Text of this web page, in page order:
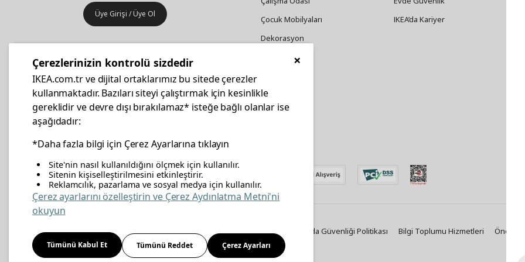
Üye Girişi / Üye Ol
İş yeri mobilya ve aksesuar
alışverişleriniz IKEA Kurumsal Kart
ile daha hesaplı.
Çocuk Mobilyaları
Dekorasyon
Züccaciye
IKEA’da Kariyer
facebooktwitterinstagrampinterestyoutubelinkedin
Enerji Politikası Bilgi Güvenliği Politikası Kalite Politikası Gıda Güvenliği Politikası Bilgi Toplumu Hizmetleri Önemli
Kişisel Verilerin Korunması
Çerez Politikası
×
Çerezlerinizin kontrolü sizdedir
IKEA.com.tr ve dijital ortaklarımız bu sitede çerezler
kullanmaktadır. Bazıları siteyi çalıştırmak için kesinlikle
gereklidir ve devre dışı bırakılamaz* isteğe bağlı olanlar ise
aşağıdadır:
*Daha fazla bilgi için Çerez Ayarlarına tıklayın
Site'nin nasıl kullanıldığını ölçmek için kullanılır.
Sitenin kişiselleştirilmesini etkinleştirir.
Reklamcılık, pazarlama ve sosyal medya için kullanılır.
Çerez ayarlarını özelleştirin ve Çerez Aydınlatma Metni'ni
okuyun
Tümünü Kabul Et Tümünü Reddet Çerez Ayarları